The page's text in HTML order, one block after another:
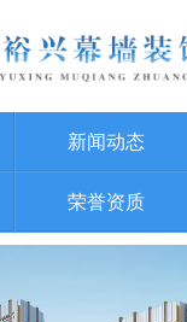
新闻动态
荣誉资质